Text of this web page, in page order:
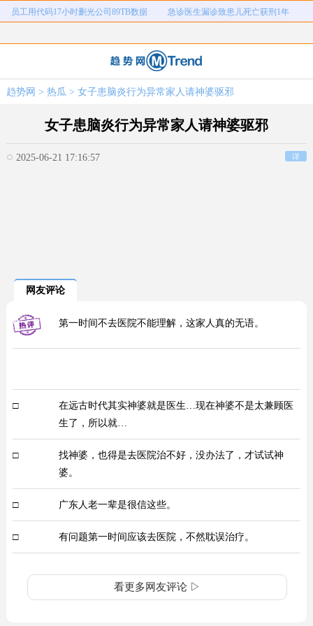
员工用代码17小时删光公司89TB数据 急诊医生漏诊致患儿死亡获刑1年
26岁女儿谈47岁妈妈突然产女 儿子举报身价上亿父亲说家已破碎
海口80吨高危化学品瞒报 韩国宣布国家灾难状态
员工用代码17小时删光公司89TB数据 急诊医生漏诊致患儿死亡获刑1年
趋势网 > 热瓜 > 女子患脑炎行为异常家人请神婆驱邪
女子患脑炎行为异常家人请神婆驱邪
2025-06-21 17:16:57 详
网友评论
第一时间不去医院不能理解，这家人真的无语。
□
在远古时代其实神婆就是医生…现在神婆不是太兼顾医
生了，所以就…
□
找神婆，也得是去医院治不好，没办法了，才试试神
婆。
□ 广东人老一辈是很信这些。
□ 有问题第一时间应该去医院，不然耽误治疗。
看更多网友评论 ▷